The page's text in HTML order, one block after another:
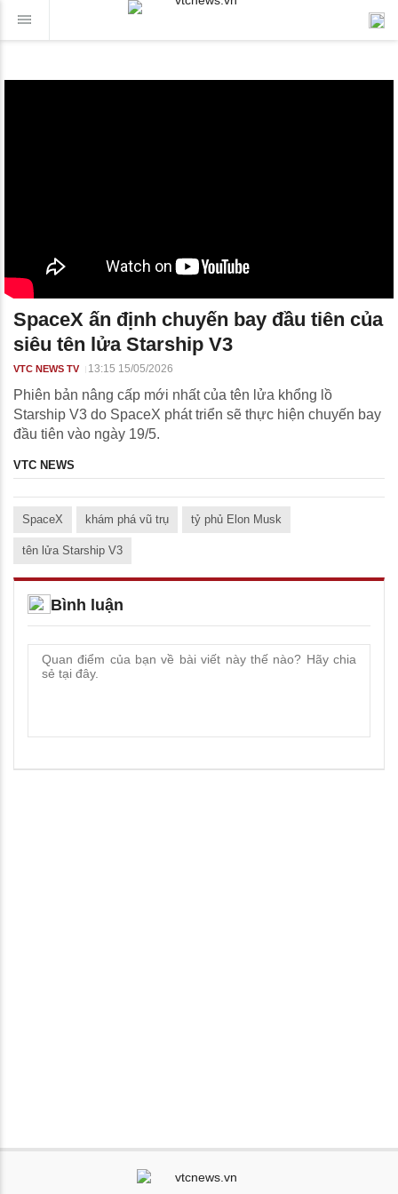
SpaceX ấn định chuyến bay đầu tiên của
siêu tên lửa Starship V3
VTC NEWS TV 13:15 15/05/2026
Phiên bản nâng cấp mới nhất của tên lửa khổng lồ
Starship V3 do SpaceX phát triển sẽ thực hiện chuyến bay
đầu tiên vào ngày 19/5.
VTC NEWS
SpaceX khám phá vũ trụ tỷ phủ Elon Musk
tên lửa Starship V3
Bình luận